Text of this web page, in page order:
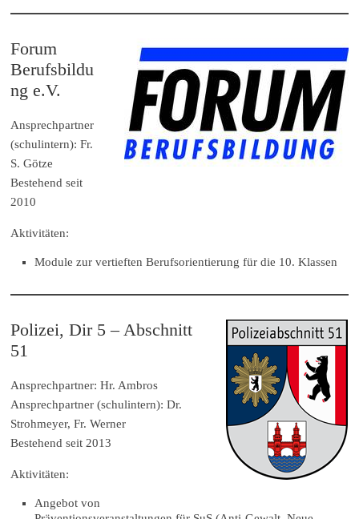
Forum
Berufsbildu
ng e.V.
Ansprechpartner
(schulintern): Fr.
S. Götze
Bestehend seit
2010
Aktivitäten:
Module zur vertieften Berufsorientierung für die 10. Klassen
Polizei, Dir 5 – Abschnitt
51
Ansprechpartner: Hr. Ambros
Ansprechpartner (schulintern): Dr.
Strohmeyer, Fr. Werner
Bestehend seit 2013
Aktivitäten:
Angebot von